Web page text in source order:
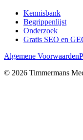
Kennisbank
Begrippenlijst
Onderzoek
Gratis SEO en
Algemene Voorwaarden
© 2026 Timmermans